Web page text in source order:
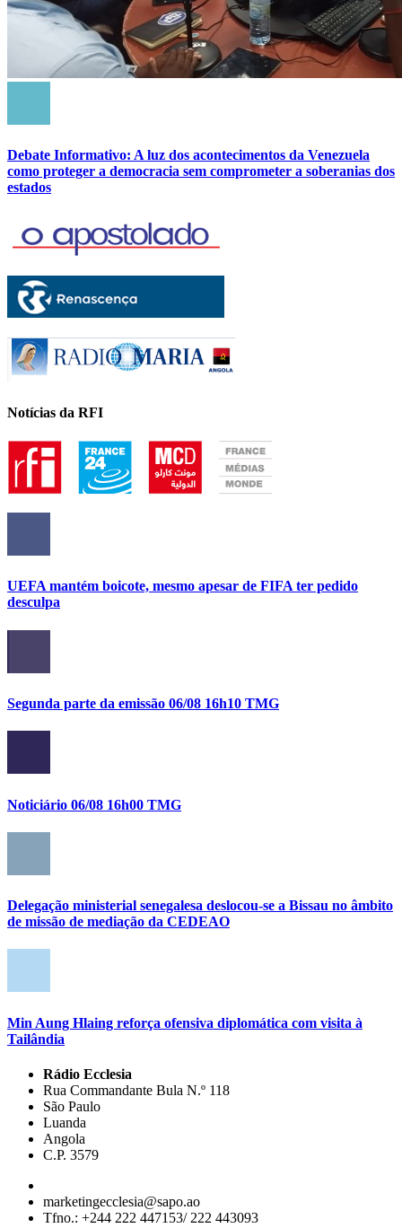
Debate Informativo: A luz dos acontecimentos da Venezuela
como proteger a democracia sem comprometer a soberanias dos
estados
Notícias da RFI
UEFA mantém boicote, mesmo apesar de FIFA ter pedido
desculpa
Segunda parte da emissão 06/08 16h10 TMG
Noticiário 06/08 16h00 TMG
Delegação ministerial senegalesa deslocou-se a Bissau no âmbito
de missão de mediação da CEDEAO
Min Aung Hlaing reforça ofensiva diplomática com visita à
Tailândia
Rádio Ecclesia
Rua Commandante Bula N.º 118
São Paulo
Luanda
Angola
C.P. 3579
marketingecclesia@sapo.ao
Tfno.: +244 222 447153/ 222 443093